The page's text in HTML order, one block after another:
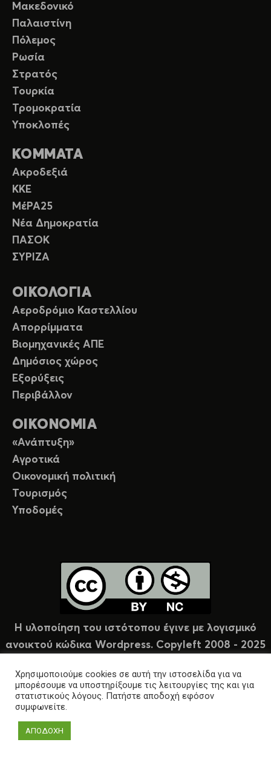
Μακεδονικό
Παλαιστίνη
Πόλεμος
Ρωσία
Στρατός
Τουρκία
Τρομοκρατία
Υποκλοπές
ΚΟΜΜΑΤΑ
Ακροδεξιά
ΚΚΕ
ΜέΡΑ25
Νέα Δημοκρατία
ΠΑΣΟΚ
ΣΥΡΙΖΑ
ΟΙΚΟΛΟΓΙΑ
Αεροδρόμιο Καστελλίου
Απορρίμματα
Βιομηχανικές ΑΠΕ
Δημόσιος χώρος
Εξορύξεις
Περιβάλλον
ΟΙΚΟΝΟΜΙΑ
«Ανάπτυξη»
Αγροτικά
Οικονομική πολιτική
Τουρισμός
Υποδομές
Η υλοποίηση του ιστότοπου έγινε με λογισμικό
ανοικτού κώδικα Wordpress. Copyleft 2008 - 2025
Χρησιμοποιούμε cookies σε αυτή την ιστοσελίδα για να
μπορέσουμε να υποστηρίξουμε τις λειτουργίες της και για
στατιστικούς λόγους. Πατήστε αποδοχή εφόσον
συμφωνείτε.
ΑΠΟΔΟΧΗ